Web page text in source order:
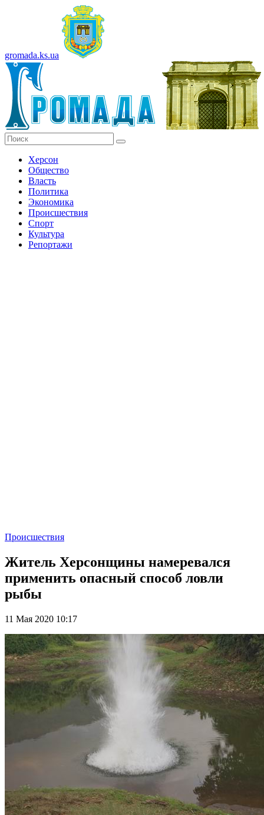
gromada.ks.ua
Херсон
Общество
Власть
Политика
Экономика
Происшествия
Спорт
Культура
Репортажи
Происшествия
Житель Херсонщины намеревался
применить опасный способ ловли
рыбы
11 Мая 2020 10:17